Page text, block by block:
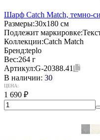
Шарф Catch Match, темно-
Размеры:30x180 см
Подлежит маркировке:
Коллекции:Catch Match
Бренд:teplo
Вес:264 г
Артикул:G-20388.41
В наличии: 30
ЦЕНА:
1 690 ₽